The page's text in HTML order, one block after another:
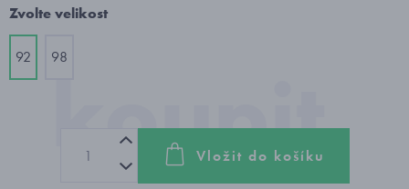
Zvolte velikost
92 98
Vložit do košíku